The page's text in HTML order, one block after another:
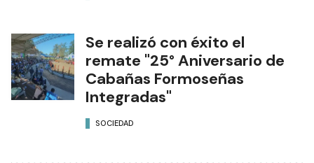
Se realizó con éxito el
remate "25° Aniversario de
Cabañas Formoseñas
Integradas"
SOCIEDAD